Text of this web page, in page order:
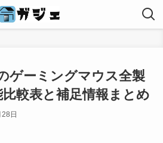
ゲーミングマウス全製
較表と補足情報まとめ
日